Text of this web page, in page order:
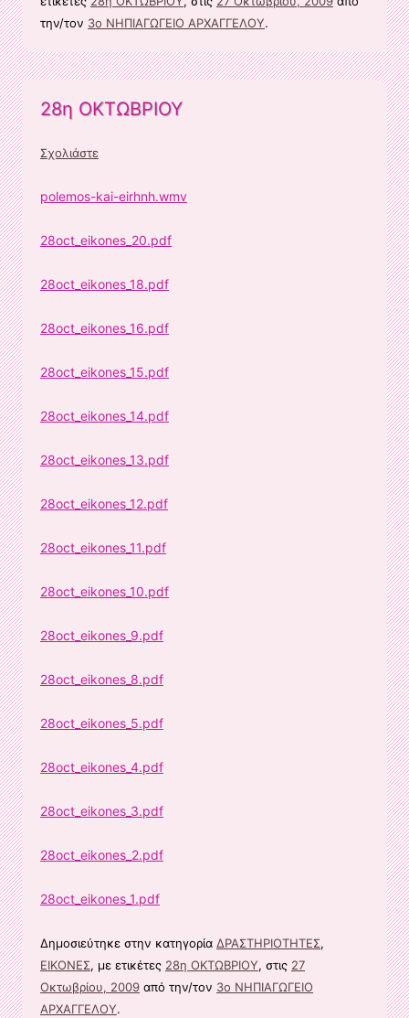
την/τον 3ο ΝΗΠΙΑΓΩΓΕΙΟ ΑΡΧΑΓΓΕΛΟΥ.
28η ΟΚΤΩΒΡΙΟΥ
Σχολιάστε
polemos-kai-eirhnh.wmv
28oct_eikones_20.pdf
28oct_eikones_18.pdf
28oct_eikones_16.pdf
28oct_eikones_15.pdf
28oct_eikones_14.pdf
28oct_eikones_13.pdf
28oct_eikones_12.pdf
28oct_eikones_11.pdf
28oct_eikones_10.pdf
28oct_eikones_9.pdf
28oct_eikones_8.pdf
28oct_eikones_5.pdf
28oct_eikones_4.pdf
28oct_eikones_3.pdf
28oct_eikones_2.pdf
28oct_eikones_1.pdf
Δημοσιεύτηκε στην κατηγορία ΔΡΑΣΤΗΡΙΟΤΗΤΕΣ,
ΕΙΚΟΝΕΣ, με ετικέτες 28η ΟΚΤΩΒΡΙΟΥ, στις 27
Οκτωβρίου, 2009 από την/τον 3ο ΝΗΠΙΑΓΩΓΕΙΟ
ΑΡΧΑΓΓΕΛΟΥ.